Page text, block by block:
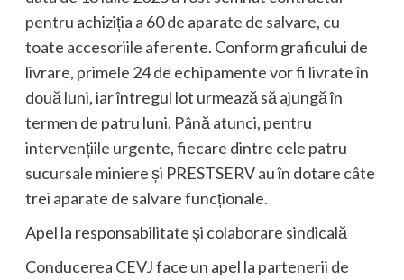
pentru achiziția a 60 de aparate de salvare, cu
toate accesoriile aferente. Conform graficului de
livrare, primele 24 de echipamente vor fi livrate în
două luni, iar întregul lot urmează să ajungă în
termen de patru luni. Până atunci, pentru
intervențiile urgente, fiecare dintre cele patru
sucursale miniere și PRESTSERV au în dotare câte
trei aparate de salvare funcționale.
Apel la responsabilitate și colaborare sindicală
Conducerea CEVJ face un apel la partenerii de